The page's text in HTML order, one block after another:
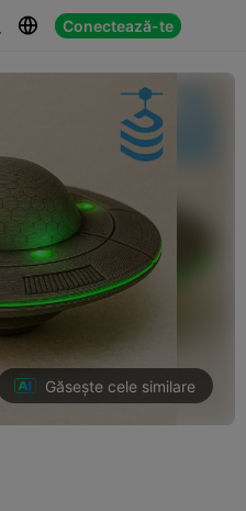
 Conectează-te
 
Găsește cele similare